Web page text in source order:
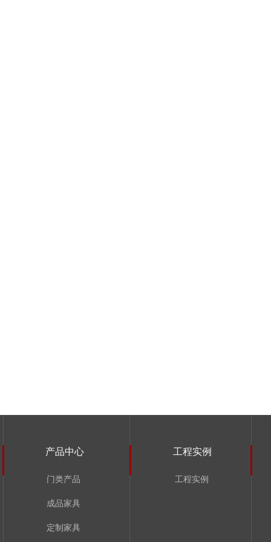
门类产品
成品家具
定制家具
工程实例
产品中心
工程实例